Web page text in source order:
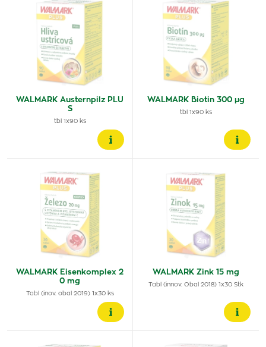
WALMARK Austernpilz PLU
S
tbl 1x90 ks
WALMARK Biotin 300 µg
tbl 1x90 ks
WALMARK Eisenkomplex 2
0 mg
Tabl (inov. obal 2019) 1x30 ks
WALMARK Zink 15 mg
Tabl (innov. Obal 2018) 1x30 Stk